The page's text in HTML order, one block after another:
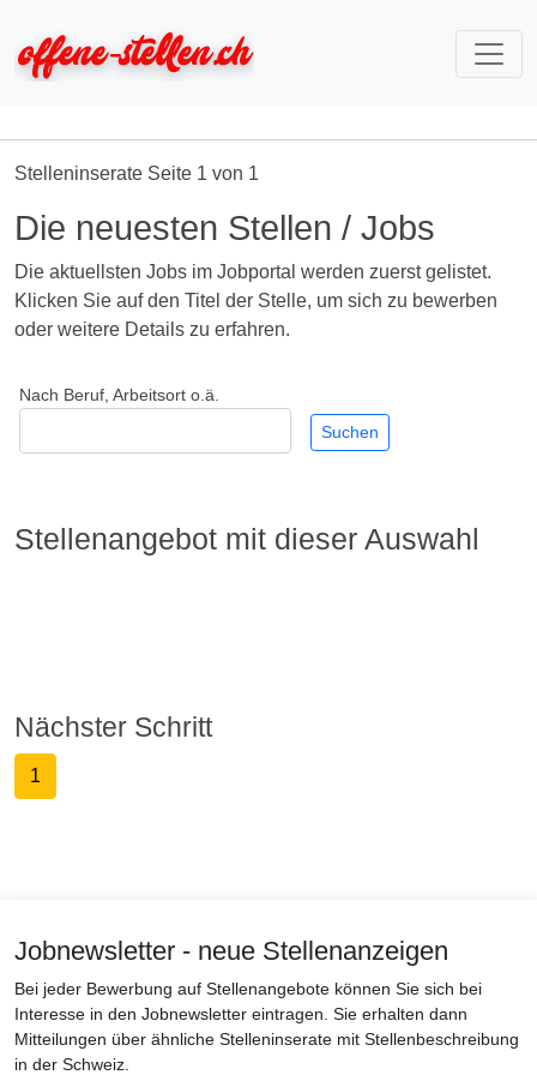
Stelleninserate Seite 1 von 1
Die neuesten Stellen / Jobs
Die aktuellsten Jobs im Jobportal werden zuerst gelistet.
Klicken Sie auf den Titel der Stelle, um sich zu bewerben
oder weitere Details zu erfahren.
Nach Beruf, Arbeitsort o.ä.
Stellenangebot mit dieser Auswahl
Nächster Schritt
1
Jobnewsletter - neue Stellenanzeigen
Bei jeder Bewerbung auf Stellenangebote können Sie sich bei
Interesse in den Jobnewsletter eintragen. Sie erhalten dann
Mitteilungen über ähnliche Stelleninserate mit Stellenbeschreibung
in der Schweiz.